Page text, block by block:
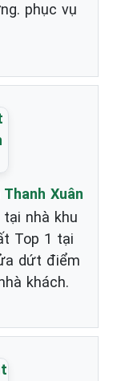
phục vụ
Xuân
nhà khu
Top 1 tại
dứt điểm
khách.